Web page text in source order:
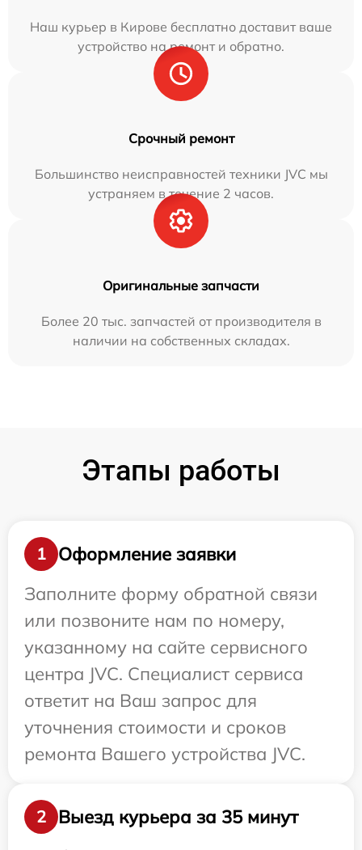
Наш курьер в Кирове бесплатно доставит ваше
устройство на ремонт и обратно.
Срочный ремонт
Большинство неисправностей техники JVC мы
устраняем в течение 2 часов.
Оригинальные запчасти
Более 20 тыс. запчастей от производителя в
наличии на собственных складах.
Этапы работы
1
Оформление заявки
Заполните форму обратной связи
или позвоните нам по номеру,
указанному на сайте сервисного
центра JVC. Специалист сервиса
ответит на Ваш запрос для
уточнения стоимости и сроков
ремонта Вашего устройства JVC.
2
Выезд курьера за 35 минут